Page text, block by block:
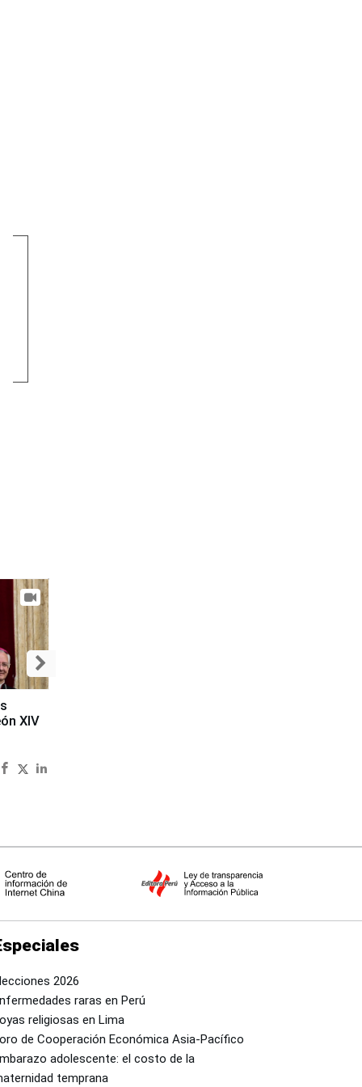
XIV
2026
raras en Perú
religiosas en Lima
de Cooperación Económica Asia-Pacífico
adolescente: el costo de la
temprana